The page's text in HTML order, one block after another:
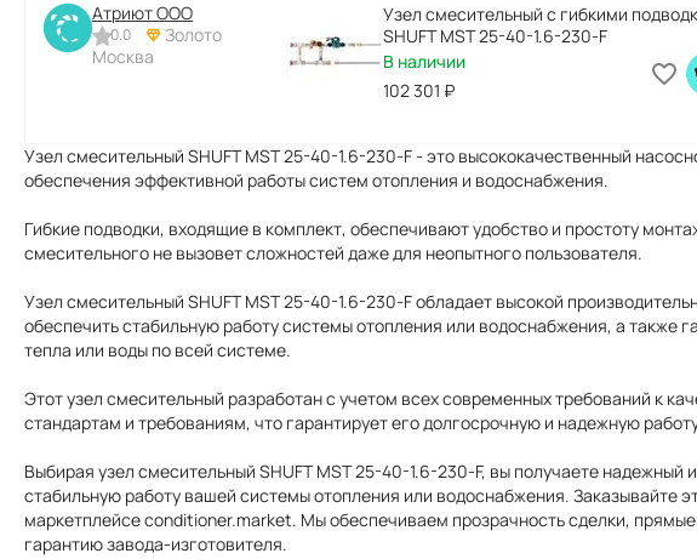
Атриют ООО
0.0
Золото
Москва
Узел смесительный с гибкими
SHUFT MST 25-40-1.6-230-F
В наличии
102 301 ₽
Узел смесительный SHUFT MST 25-40-1.6-230-F - это высококачественный
обеспечения эффективной работы систем отопления и водоснабжения.
Гибкие подводки, входящие в комплект, обеспечивают удобство и простоту
смесительного не вызовет сложностей даже для неопытного пользователя.
Узел смесительный SHUFT MST 25-40-1.6-230-F обладает высокой
обеспечить стабильную работу системы отопления или водоснабжения, а также
тепла или воды по всей системе.
Этот узел смесительный разработан с учетом всех современных требований к
стандартам и требованиям, что гарантирует его долгосрочную и надежную
Выбирая узел смесительный SHUFT MST 25-40-1.6-230-F, вы получаете надежный
стабильную работу вашей системы отопления или водоснабжения. Заказывайте
маркетплейсе conditioner.market. Мы обеспечиваем прозрачность сделки,
гарантию завода-изготовителя.